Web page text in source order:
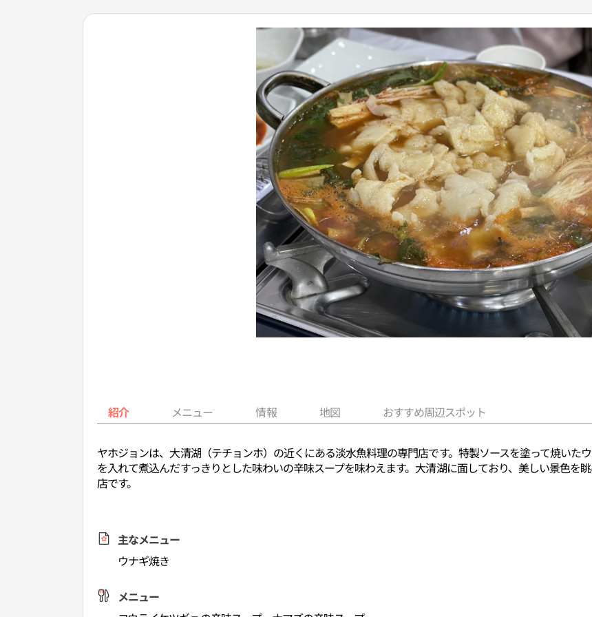
紹介 メニュー 情報 地図 おすすめ周辺スポット
ヤホジョンは、大清湖（テチョンホ）の近くにある淡水魚料理の専門店です。特製ソースを塗って焼いた
を入れて煮込んだすっきりとした味わいの辛味スープを味わえます。大清湖に面しており、美しい景色を
店です。
主なメニュー
ウナギ焼き
メニュー